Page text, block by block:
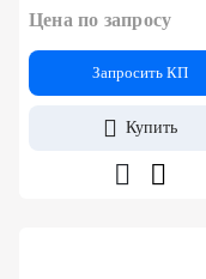
Цена по запросу
Запросить КП
Купить